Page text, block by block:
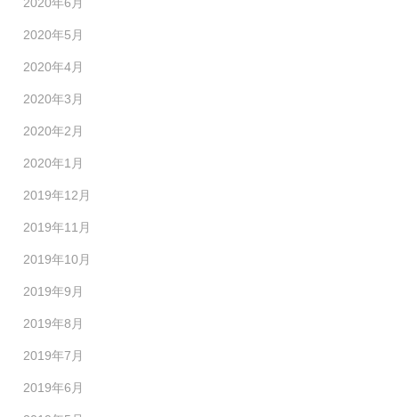
2020年5月
2020年4月
2020年3月
2020年2月
2020年1月
2019年12月
2019年11月
2019年10月
2019年9月
2019年8月
2019年7月
2019年6月